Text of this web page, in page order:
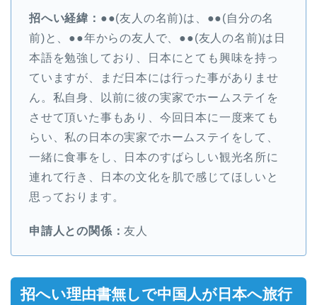
招へい経緯： ●●(友人の名前)は、●●(自分の名
前)と、●●年からの友人で、●●(友人の名前)は日
本語を勉強しており、日本にとても興味を持っ
ていますが、まだ日本には行った事がありませ
ん。私自身、以前に彼の実家でホームステイを
させて頂いた事もあり、今回日本に一度来ても
らい、私の日本の実家でホームステイをして、
一緒に食事をし、日本のすばらしい観光名所に
連れて行き、日本の文化を肌で感じてほしいと
思っております。
申請人との関係：友人
招へい理由書無しで中国人が日本へ旅行